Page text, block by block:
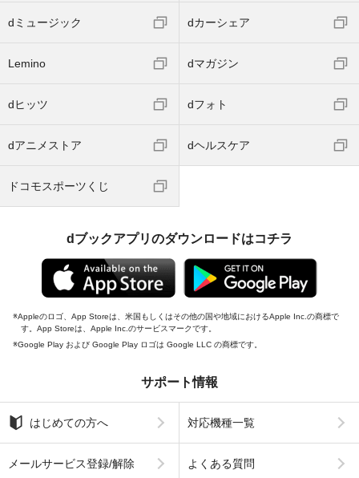
dミュージック dカーシェア
Lemino dマガジン
dヒッツ dフォト
dアニメストア dヘルスケア
ドコモスポーツくじ
dブックアプリのダウンロードはコチラ
Appleのロゴ、App Storeは、米国もしくはその他の国や地域におけるApple Inc.の商標で
す。App Storeは、Apple Inc.のサービスマークです。
Google Play および Google Play ロゴは Google LLC の商標です。
サポート情報
はじめての方へ 対応機種一覧
メールサービス登録/解除 よくある質問